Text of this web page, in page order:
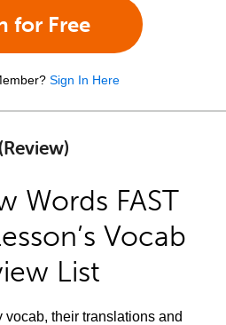
for Free
Sign In Here
Words FAST
Vocab
List
vocab, their translations and